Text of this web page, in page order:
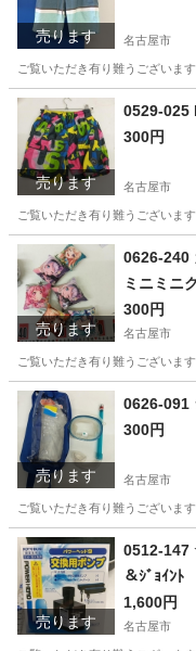
売ります 名古屋市
ご覧いただき有り難うございま
愛知 名古屋市
売ります
0529-025
300円
名古屋市
ご覧いただき有り難うございま
愛知 名古屋市 マリン
売ります
0626-240
ミニミニ
300円
名古屋市
ご覧いただき有り難うございま
愛知 名古屋市
売ります
0626-091
300円
名古屋市
ご覧いただき有り難うございま
愛知 名古屋市 マリン
売ります
0512-147
＆ｼﾞｮｲﾝﾄ
1,600円
名古屋市